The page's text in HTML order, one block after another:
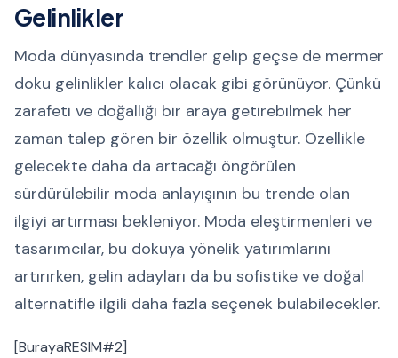
Gelinlikler
Moda dünyasında trendler gelip geçse de mermer
doku gelinlikler kalıcı olacak gibi görünüyor. Çünkü
zarafeti ve doğallığı bir araya getirebilmek her
zaman talep gören bir özellik olmuştur. Özellikle
gelecekte daha da artacağı öngörülen
sürdürülebilir moda anlayışının bu trende olan
ilgiyi artırması bekleniyor. Moda eleştirmenleri ve
tasarımcılar, bu dokuya yönelik yatırımlarını
artırırken, gelin adayları da bu sofistike ve doğal
alternatifle ilgili daha fazla seçenek bulabilecekler.
[BurayaRESIM#2]